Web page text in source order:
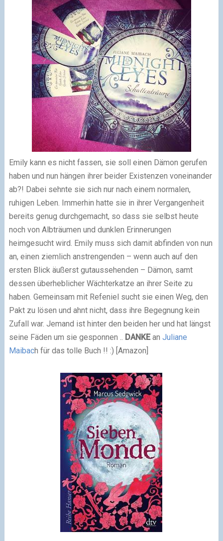
Emily kann es nicht fassen, sie soll einen Dämon gerufen
haben und nun hängen ihrer beider Existenzen voneinander
ab?! Dabei sehnte sie sich nur nach einem normalen,
ruhigen Leben. Immerhin hatte sie in ihrer Vergangenheit
bereits genug durchgemacht, so dass sie selbst heute
noch von Albträumen und dunklen Erinnerungen
heimgesucht wird. Emily muss sich damit abfinden von nun
an, einen ziemlich anstrengenden – wenn auch auf den
ersten Blick äußerst gutaussehenden – Dämon, samt
dessen überheblicher Wächterkatze an ihrer Seite zu
haben. Gemeinsam mit Refeniel sucht sie einen Weg, den
Pakt zu lösen und ahnt nicht, dass ihre Begegnung kein
Zufall war. Jemand ist hinter den beiden her und hat längst
seine Fäden um sie gesponnen .. DANKEan Juliane
Maibach für das tolle Buch !! :) [Amazon]